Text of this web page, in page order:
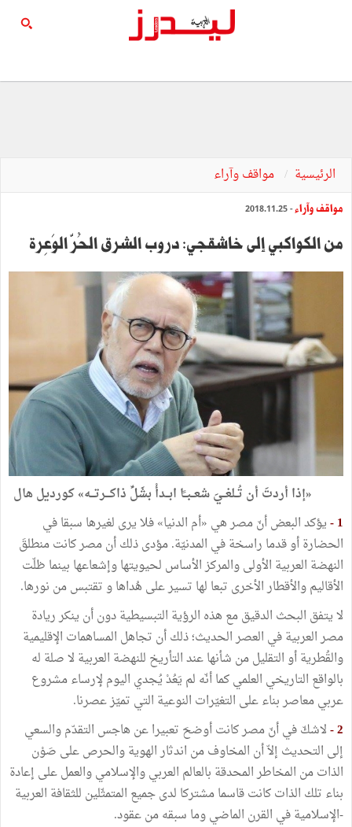
الرئيسية مواقف وآراء
مواقف وآراء- 2018.11.25
من الكواكبي إلى خاشقجي: دروب الشرق الحُرّ الوَعِرة
«إذا أردتَ أن تُــلغــيَ شعــبــًا ابــدأْ بشَلِّ ذاكـــرتـــه» كورديل هال
1 - يؤكد البعض أنّ مصر هي «أم الدنيا» فلا يرى لغيرها سبقا في
الحضارة أو قدما راسخة في المدنيّة. مؤدى ذلك أن مصر كانت منطلقَ
النهضة العربية الأولى والمركز الأساس لحيويتها وإشعاعها بينما ظلّت
الأقاليم والأقطار الأخرى تبعا لها تسير على هُداها و تقتبس من نورها.
لا يتفق البحث الدقيق مع هذه الرؤية التبسيطية دون أن ينكر ريادة
مصر العربية في العصر الحديث؛ ذلك أن تجاهل المساهمات الإقليمية
والقُطرية أو التقليل من شأنها عند التأريخ للنهضة العربية لا صلة له
بالواقع التاريخي العلمي كما أنّه لم يَعُدْ يُجدي اليوم لإرساء مشروع
عربي معاصر بناء على التغيّرات النوعية التي تميّز عصرنا.
2 - لاشكّ في أنّ مصر كانت أوضحَ تعبيرا عن هاجس التقدّم والسعي
إلى التحديث إلاّ أن المخاوف من اندثار الهوية والحرص على صَوْن
الذات من المخاطر المحدقة بالعالم العربي والإسلامي والعمل على إعادة
بناء تلك الذات كانت قاسما مشتركا لدى جميع المتمثّلين للثقافة العربية
-الإسلامية في القرن الماضي وما سبقه من عقود.